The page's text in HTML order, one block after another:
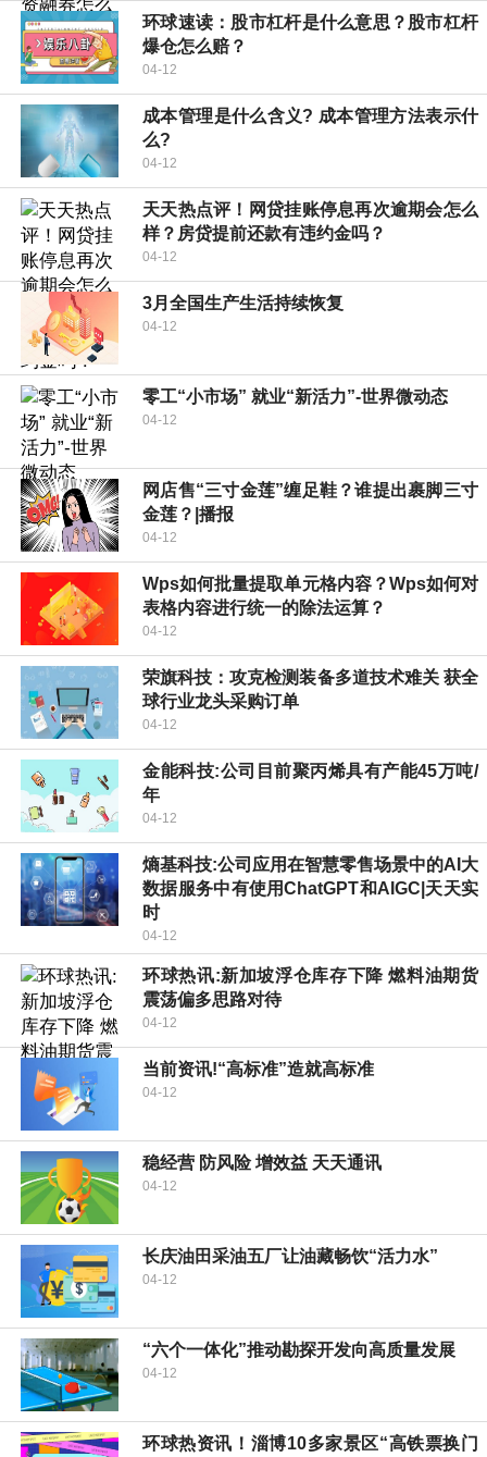
环球速读：股市杠杆是什么意思？股市杠杆
爆仓怎么赔？
04-12
成本管理是什么含义? 成本管理方法表示什
么?
04-12
天天热点评！网贷挂账停息再次逾期会怎么
样？房贷提前还款有违约金吗？
04-12
3月全国生产生活持续恢复
04-12
零工“小市场” 就业“新活力”-世界微动态
04-12
网店售“三寸金莲”缠足鞋？谁提出裹脚三寸
金莲？|播报
04-12
Wps如何批量提取单元格内容？Wps如何对
表格内容进行统一的除法运算？
04-12
荣旗科技：攻克检测装备多道技术难关 获全
球行业龙头采购订单
04-12
金能科技:公司目前聚丙烯具有产能45万吨/
年
04-12
熵基科技:公司应用在智慧零售场景中的AI大
数据服务中有使用ChatGPT和AIGC|天天实
时
04-12
环球热讯:新加坡浮仓库存下降 燃料油期货
震荡偏多思路对待
04-12
当前资讯!“高标准”造就高标准
04-12
稳经营 防风险 增效益 天天通讯
04-12
长庆油田采油五厂让油藏畅饮“活力水”
04-12
“六个一体化”推动勘探开发向高质量发展
04-12
环球热资讯！淄博10多家景区“高铁票换门